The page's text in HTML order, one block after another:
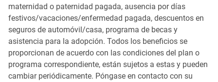
maternidad o paternidad pagada, ausencia por días
festivos/vacaciones/enfermedad pagada, descuentos en
seguros de automóvil/casa, programa de becas y
asistencia para la adopción. Todos los beneficios se
proporcionan de acuerdo con las condiciones del plan o
programa correspondiente, están sujetos a estas y pueden
cambiar periódicamente. Póngase en contacto con su